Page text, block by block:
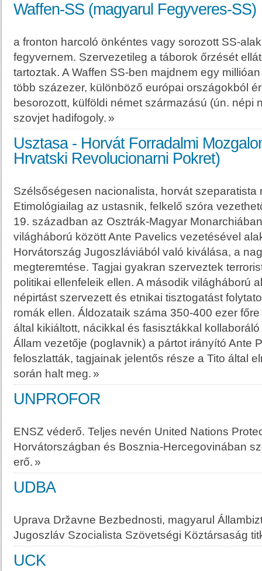
Waffen-SS (magyarul Fegyveres-SS)
a fronton harcoló önkéntes vagy sorozott SS-
fegyvernem. Szervezetileg a táborok őrzését
tartoztak. A Waffen SS-ben majdnem egy
több százezer, különböző európai országokból
besorozott, külföldi német származású (ún. népi
szovjet hadifogoly. »
Usztasa - Horvát Forradalmi
Hrvatski Revolucionarni Pokret)
Szélsőségesen nacionalista, horvát szeparatista
Etimológiailag az ustasnik, felkelő szóra
19. században az Osztrák-Magyar
világháború között Ante Pavelics vezetésével
Horvátország Jugoszláviából való kiválása, a
megteremtése. Tagjai gyakran szerveztek
politikai ellenfeleik ellen. A második világháború
népirtást szervezett és etnikai tisztogatást
romák ellen. Áldozataik száma 350-400 ezer
által kikiáltott, nácikkal és fasisztákkal
Állam vezetője (poglavnik) a pártot irányító Ante
feloszlatták, tagjainak jelentős része a Tito által
során halt meg. »
UNPROFOR
ENSZ véderő. Teljes nevén United Nations
Horvátországban és Bosznia-Hercegovinában
erő. »
UDBA
Uprava Državne Bezbednosti, magyarul
Jugoszláv Szocialista Szövetségi Köztársaság
UCK